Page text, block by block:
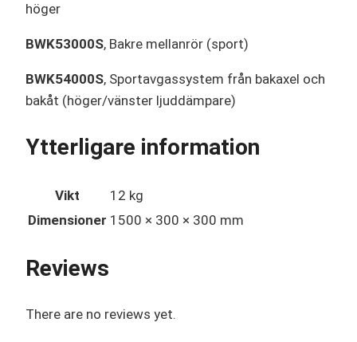
höger
BWK53000S, Bakre mellanrör (sport)
BWK54000S, Sportavgassystem från bakaxel och
bakåt (höger/vänster ljuddämpare)
Ytterligare information
Vikt
12 kg
Dimensioner 1500 × 300 × 300 mm
Reviews
There are no reviews yet.